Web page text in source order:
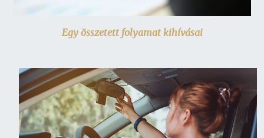
Egy összetett folyamat kihívásai